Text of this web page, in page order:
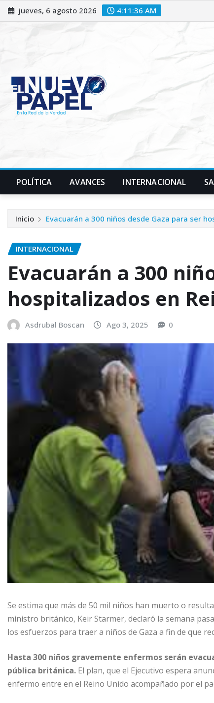
Saltar
al
jueves, 6 agosto 2026 4:11:37 AM
POLÍTICA AVANCES INTERNACIONAL
Inicio Evacuarán a 300 niños desde Gaza para ser
INTERNACIONAL
Evacuarán a 300
hospitalizados en
Asdrubal Boscan Ago 3, 2025 0
Se estima que más de 50 mil niños han muerto o
ministro británico, Keir Starmer, declaró la semana
los esfuerzos para traer a niños de Gaza a fin de que
Hasta 300 niños gravemente enfermos serán
pública británica. El plan, que el Ejecutivo espera
enfermo entre en el Reino Unido acompañado por el